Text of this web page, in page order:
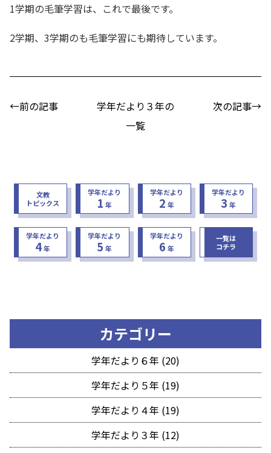
1学期の毛筆学習は、これで最後です。
2学期、3学期のも毛筆学習にも期待しています。
←前の記事
学年だより３年の
一覧
次の記事→
文教
トピックス
学年だより
1 年
学年だより
2 年
学年だより
3 年
学年だより
4年
学年だより
5 年
学年だより
6 年
一覧は
コチラ
カテゴリー
学年だより６年 (20)
学年だより５年 (19)
学年だより４年 (19)
学年だより３年 (12)